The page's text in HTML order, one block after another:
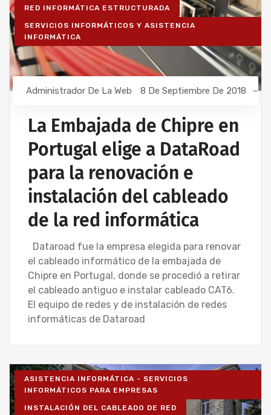
RED INFORMÁTICA ESTRUCTURADA
SERVICIOS INFORMÁTICOS Y ASISTENCIA
INFORMÁTICA
Administrador De La Web 8 De Septiembre De 2018
La Embajada de Chipre en
Portugal elige a DataRoad
para la renovación e
instalación del cableado
de la red informática
Dataroad fue la empresa elegida para renovar
el cableado informático de la embajada de
Chipre en Portugal, donde se procedió a retirar
el cableado antiguo e instalar cableado CAT6.
El equipo de redes y de instalación de redes
informáticas de Dataroad
ASISTENCIA INFORMÁTICA - SERVICIOS
INFORMÁTICOS PARA EMPRESAS
INSTALACIÓN DEL CABLEADO DE RED